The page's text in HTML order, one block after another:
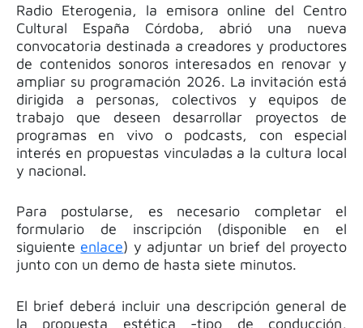
Radio Eterogenia, la emisora online del Centro
Cultural España Córdoba, abrió una nueva
convocatoria destinada a creadores y productores
de contenidos sonoros interesados en renovar y
ampliar su programación 2026. La invitación está
dirigida a personas, colectivos y equipos de
trabajo que deseen desarrollar proyectos de
programas en vivo o podcasts, con especial
interés en propuestas vinculadas a la cultura local
y nacional.
Para postularse, es necesario completar el
formulario de inscripción (disponible en el
siguiente enlace) y adjuntar un brief del proyecto
junto con un demo de hasta siete minutos.
El brief deberá incluir una descripción general de
la propuesta estética -tipo de conducción,